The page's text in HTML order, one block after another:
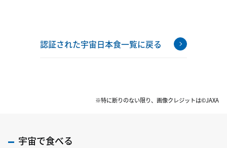
認証された宇宙日本食一覧に戻る
※特に断りのない限り、画像クレジットは©JAXA
宇宙で食べる